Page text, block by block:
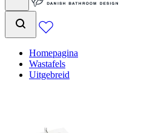
Homepagina
Wastafels
Uitgebreid